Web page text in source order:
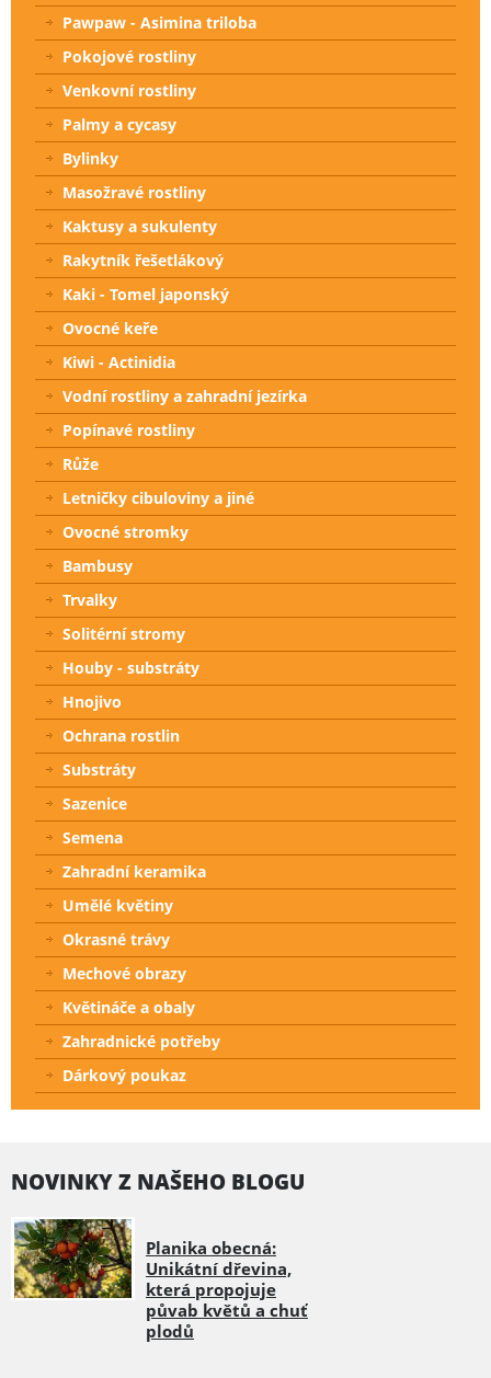
Pawpaw - Asimina triloba
Pokojové rostliny
Venkovní rostliny
Palmy a cycasy
Bylinky
Masožravé rostliny
Kaktusy a sukulenty
Rakytník řešetlákový
Kaki - Tomel japonský
Ovocné keře
Kiwi - Actinidia
Vodní rostliny a zahradní jezírka
Popínavé rostliny
Růže
Letničky cibuloviny a jiné
Ovocné stromky
Bambusy
Trvalky
Solitérní stromy
Houby - substráty
Hnojivo
Ochrana rostlin
Substráty
Sazenice
Semena
Zahradní keramika
Umělé květiny
Okrasné trávy
Mechové obrazy
Květináče a obaly
Zahradnické potřeby
Dárkový poukaz
NOVINKY Z NAŠEHO BLOGU
Planika obecná:
Unikátní dřevina,
která propojuje
půvab květů a chuť
plodů